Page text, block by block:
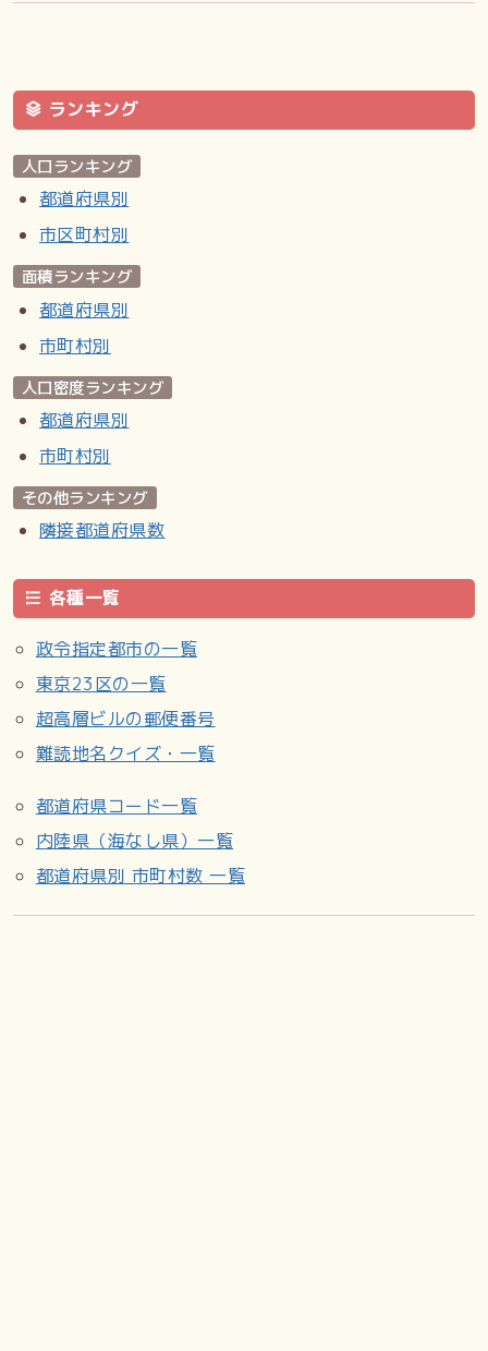
ランキング
人口ランキング
都道府県別
市区町村別
面積ランキング
都道府県別
市町村別
人口密度ランキング
都道府県別
市町村別
その他ランキング
隣接都道府県数
各種一覧
政令指定都市の一覧
東京23区の一覧
超高層ビルの郵便番号
難読地名クイズ・一覧
都道府県コード一覧
内陸県（海なし県）一覧
都道府県別 市町村数 一覧